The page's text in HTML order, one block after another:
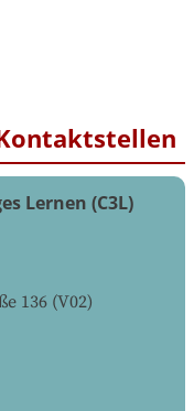
Lernen (C3L)
136 (V02)